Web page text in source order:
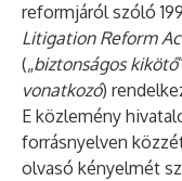
reformjáról szóló
Litigation Reform
(„biztonságos kikötő
vonatkozó)
E közlemény
forrásnyelven
olvasó kényelmét